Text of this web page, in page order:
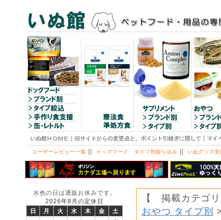
ユーザーレビュー一覧 || ドッグフード タイプ別絞り込み || いぬグッズ見
水色の日は通販お休みです。
2026年8月の定休日
日
月 火 水 木 金
土
【 掲載カテゴ
おやつ タイプ別